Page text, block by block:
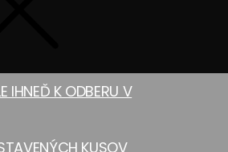
IHNEĎ K ODBERU V
KUSOV